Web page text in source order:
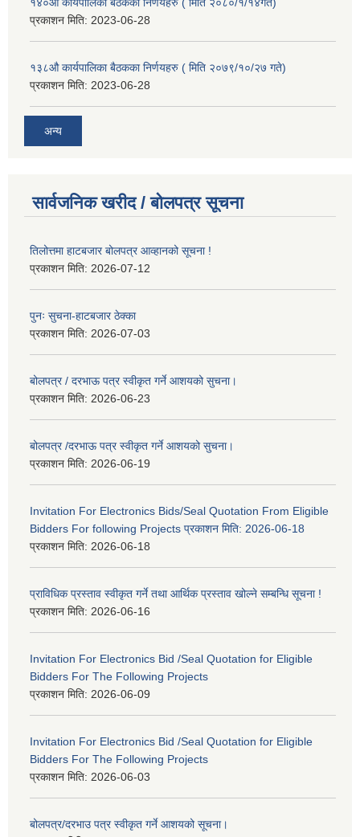
१४०औ कार्यपालिका बैठकका निर्णयहरु ( मिति २०८०/१/१४गते)
प्रकाशन मिति: 2023-06-28
१३८औ कार्यपालिका बैठकका निर्णयहरु ( मिति २०७९/१०/२७ गते)
प्रकाशन मिति: 2023-06-28
अन्य
सार्वजनिक खरीद / बोलपत्र सूचना
तिलोत्तमा हाटबजार बोलपत्र आव्हानको सूचना !
प्रकाशन मिति: 2026-07-12
पुनः सुचना-हाटबजार ठेक्का
प्रकाशन मिति: 2026-07-03
बोलपत्र / दरभाऊ पत्र स्वीकृत गर्ने आशयको सुचना।
प्रकाशन मिति: 2026-06-23
बोलपत्र /दरभाऊ पत्र स्वीकृत गर्ने आशयको सुचना।
प्रकाशन मिति: 2026-06-19
Invitation For Electronics Bids/Seal Quotation From Eligible
Bidders For following Projects प्रकाशन मिति: 2026-06-18
प्रकाशन मिति: 2026-06-18
प्राविधिक प्रस्ताव स्वीकृत गर्ने तथा आर्थिक प्रस्ताव खोल्ने सम्बन्धि सूचना !
प्रकाशन मिति: 2026-06-16
Invitation For Electronics Bid /Seal Quotation for Eligible
Bidders For The Following Projects
प्रकाशन मिति: 2026-06-09
Invitation For Electronics Bid /Seal Quotation for Eligible
Bidders For The Following Projects
प्रकाशन मिति: 2026-06-03
बोलपत्र/दरभाउ पत्र स्वीकृत गर्ने आशयको सूचना।